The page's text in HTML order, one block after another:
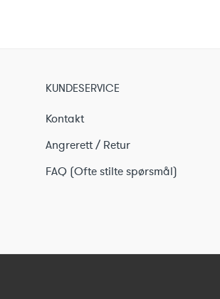
KUNDESERVICE
Kontakt
Angrerett / Retur
FAQ (Ofte stilte spørsmål)